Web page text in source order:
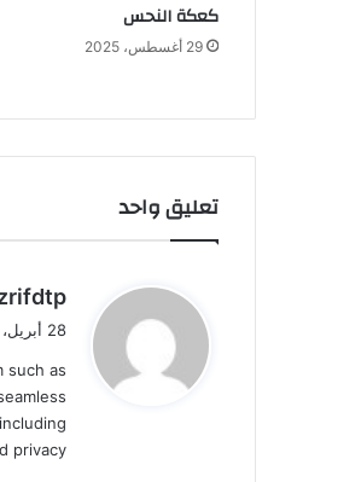
كعكة النحس
29 أغسطس، 2025
تعليق واحد
ي
ل
28 أبريل، 2025 الساعة 12:43 م
such as
privacy.